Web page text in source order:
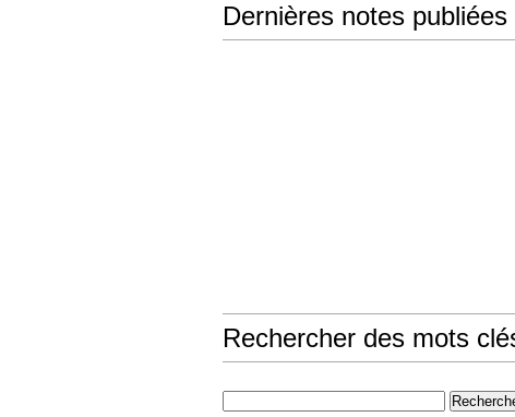
Dernières notes publiées
Rechercher des mots